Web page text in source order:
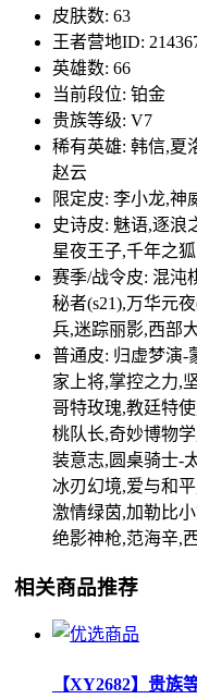
皮肤数: 63
王者营地ID:
英雄数: 66
当前段位: 铂金
贵族等级: V7
稀有英雄: 韩信,夏
赵云
限定皮: 李小龙,神
史诗皮: 魅语,逐浪
星夜王子,千年之狐
赛季/战令皮: 混沌
秘者(s21),万华元
兵,迷踪丽影,西部
普通皮: 归虚梦演-
家上将,掌控之力,
哥特玫瑰,教廷特
桃队长,奇妙博物
装意志,圆桌骑士-
冰刃幻境,爱与和
激情绿茵,加勒比
绝影神枪,范海辛,
相关商品推荐
【XY2682】贵族